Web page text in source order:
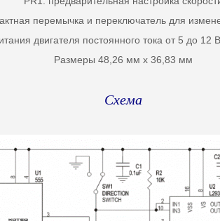
перемычка и переключатель для
двигателя постоянного тока от 5 до 12
Размеры 48,26 мм x 36,83 мм
Схема